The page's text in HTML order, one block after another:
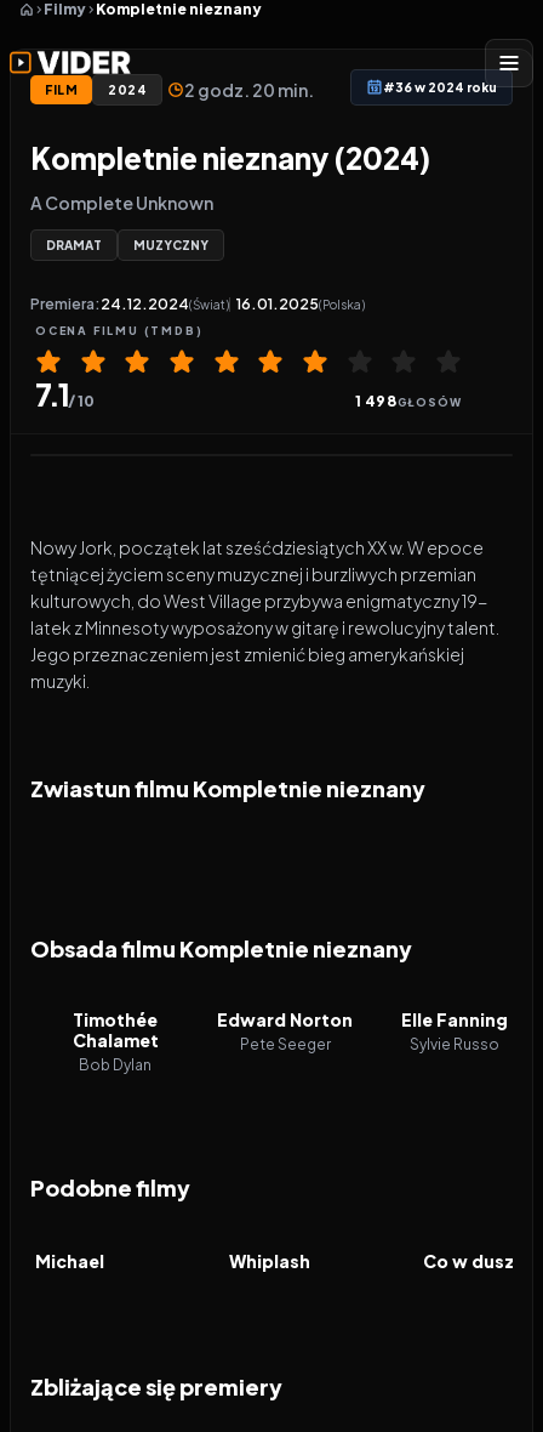
Filmy Kompletnie nieznany
FILM 2024 2 godz. 20 min. #36 w 2024 roku
Kompletnie nieznany (2024)
A Complete Unknown
DRAMAT MUZYCZNY
Premiera: 24.12.2024(Świat) 16.01.2025(Polska)
OCENA FILMU (TMDB)
7.1/ 10 1 498GŁOSÓW
Nowy Jork, początek lat sześćdziesiątych XX w. W epoce
tętniącej życiem sceny muzycznej i burzliwych przemian
kulturowych, do West Village przybywa enigmatyczny 19-
latek z Minnesoty wyposażony w gitarę i rewolucyjny talent.
Jego przeznaczeniem jest zmienić bieg amerykańskiej
muzyki.
Zwiastun filmu Kompletnie nieznany
Obsada filmu Kompletnie nieznany
Timothée
Chalamet
Bob Dylan
Edward Norton
Pete Seeger
Elle Fanning
Sylvie Russo
Podobne filmy
FILM
Michael FILM
Whiplash FILM
Co w duszy
Zbliżające się premiery